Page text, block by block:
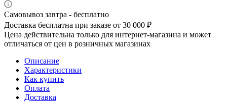
Самовывоз завтра - бесплатно
Доставка бесплатна при заказе от 30 000 ₽
Цена действительна только для интернет-магазина и может
отличаться от цен в розничных магазинах
Описание
Характеристики
Как купить
Оплата
Доставка